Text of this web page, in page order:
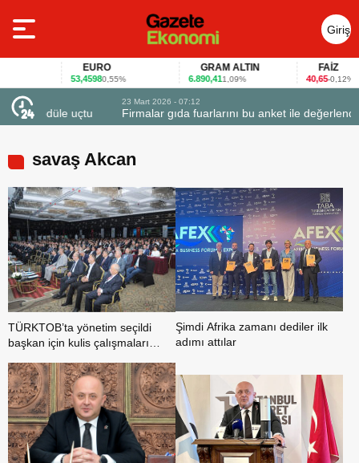
Giriş
Yap
EURO
53,45980,55%
GRAM ALTIN
6.890,411,09%
FAİZ
40,65-0,12%
23 Mart 2026 - 07:12
Firmalar gıda fuarlarını bu anket ile değerlendirdi
savaş Akcan
TÜRKTOB’ta yönetim seçildi
başkan için kulis çalışmaları
Şimdi Afrika zamanı dediler ilk
adımı attılar